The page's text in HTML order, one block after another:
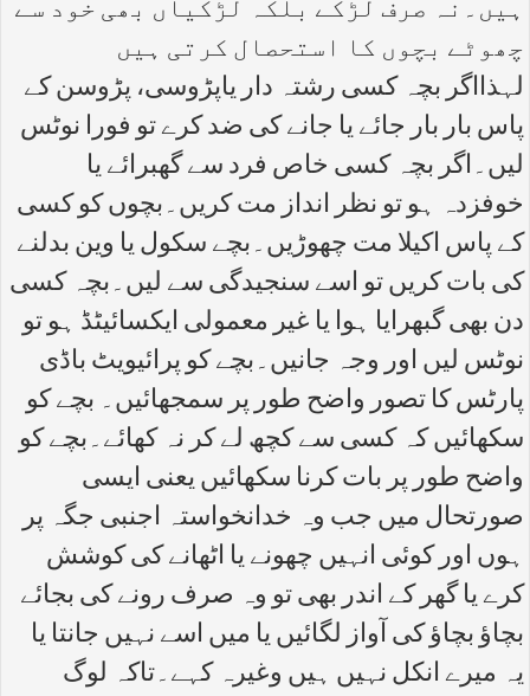
ہیں۔نہ صرف لڑکے بلکہ لڑکیاں بھی خود سے
چھوٹے بچوں کا استحصال کرتی ہیں
لہذااگر بچہ کسی رشتہ دار یاپڑوسی، پڑوسن کے
پاس بار بار جائے یا جانے کی ضد کرے تو فورا نوٹس
لیں۔اگر بچہ کسی خاص فرد سے گھبرائے یا
خوفزدہ ہو تو نظر انداز مت کریں۔بچوں کو کسی
کے پاس اکیلا مت چھوڑیں۔بچے سکول یا وین بدلنے
کی بات کریں تو اسے سنجیدگی سے لیں۔بچہ کسی
دن بھی گبھرایا ہوا یا غیر معمولی ایکسائیٹڈ ہو تو
نوٹس لیں اور وجہ جانیں۔بچے کو پرائیویٹ باڈی
پارٹس کا تصور واضح طور پر سمجھائیں۔ بچے کو
سکھائیں کہ کسی سے کچھ لے کر نہ کھائے۔بچے کو
واضح طور پر بات کرنا سکھائیں یعنی ایسی
صورتحال میں جب وہ خدانخواستہ اجنبی جگہ پر
ہوں اور کوئی انہیں چھونے یا اٹھانے کی کوشش
کرے یا گھر کے اندر بھی تو وہ صرف رونے کی بجائے
بچاؤ بچاؤ کی آواز لگائیں یا میں اسے نہیں جانتا یا
یہ میرے انکل نہیں ہیں وغیرہ کہے۔تاکہ لوگ